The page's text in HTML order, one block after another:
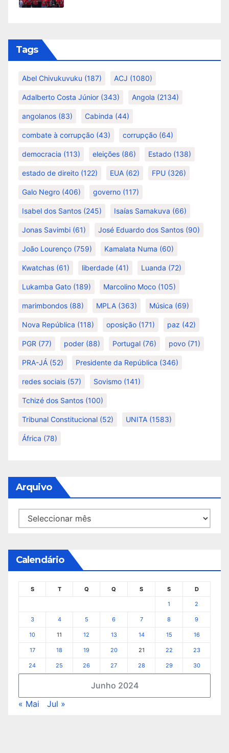
Tags
Abel Chivukuvuku (187) ACJ (1080)
Adalberto Costa Júnior (343) Angola (2134)
angolanos (83) Cabinda (44)
combate à corrupção (43) corrupção (64)
democracia (113) eleições (86) Estado (138)
estado de direito (122) EUA (62) FPU (326)
Galo Negro (406) governo (117)
Isabel dos Santos (245) Isaías Samakuva (66)
Jonas Savimbi (61) José Eduardo dos Santos (90)
João Lourenço (759) Kamalata Numa (60)
Kwatchas (61) liberdade (41) Luanda (72)
Lukamba Gato (189) Marcolino Moco (105)
marimbondos (88) MPLA (363) Música (69)
Nova República (118) oposição (171) paz (42)
PGR (77) poder (88) Portugal (76) povo (71)
PRA-JÁ (52) Presidente da República (346)
redes sociais (57) Sovismo (141)
Tchizé dos Santos (100)
Tribunal Constitucional (52) UNITA (1583)
África (78)
Arquivo
Arquivo
Calendário
Junho 2024
S T Q Q S S D
1 2
3 4 5 6 7 8 9
10 11 12 13 14 15 16
17 18 19 20 21 22 23
24 25 26 27 28 29 30
« Mai Jul »